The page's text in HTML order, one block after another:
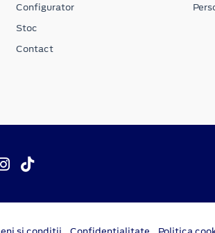
Configurator
Stoc
Contact